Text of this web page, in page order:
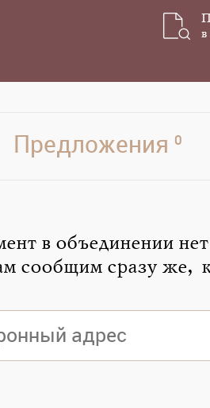
в
Предложения 0
в объединении
сообщим сразу же,